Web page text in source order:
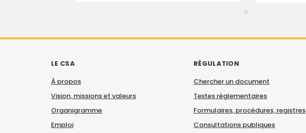
LE CSA
À propos
Vision, missions et valeurs
Organigramme
Emploi
RÉGULATION
Chercher un document
Textes réglementaires
Formulaires, procédures, registres
Consultations publiques